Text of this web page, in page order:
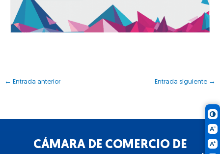
← Entrada anterior Entrada siguiente →
CÁMARA DE COMERCIO DE